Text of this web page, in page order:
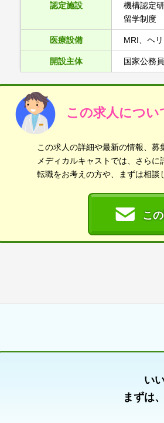
認定施設
機構認定
留学制度
医療設備 MRI、ヘ
開設主体 国家公務
この求人につ
この求人の詳細や最新の情報、募
メディカルキャストでは、さら
転職をお考えの方や、まずは相談
こ
い
まずは